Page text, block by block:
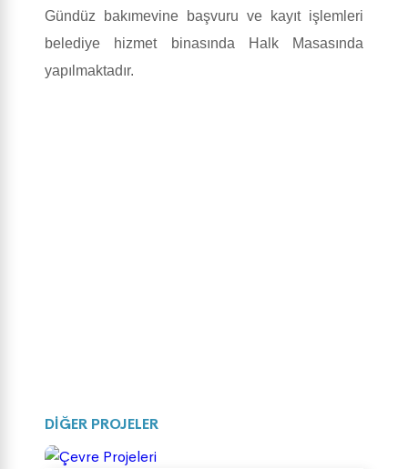
Gündüz bakımevine başvuru ve kayıt işlemleri
belediye hizmet binasında Halk Masasında
yapılmaktadır.
DİĞER PROJELER